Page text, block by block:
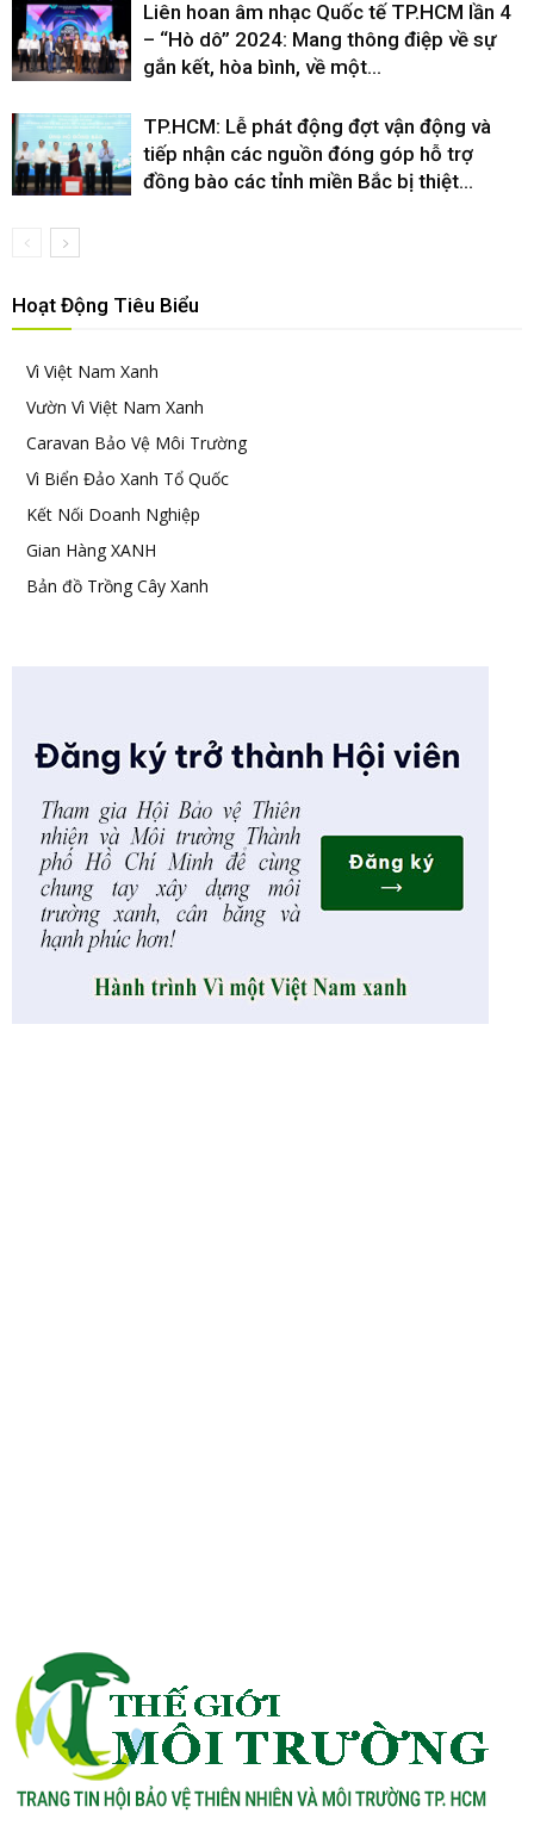
Liên hoan âm nhạc Quốc tế TP.HCM lần 4
– “Hò dô” 2024: Mang thông điệp về sự
gắn kết, hòa bình, về một...
TP.HCM: Lễ phát động đợt vận động và
tiếp nhận các nguồn đóng góp hỗ trợ
đồng bào các tỉnh miền Bắc bị thiệt...
Hoạt Động Tiêu Biểu
Vì Việt Nam Xanh
Vườn Vì Việt Nam Xanh
Caravan Bảo Vệ Môi Trường
Vì Biển Đảo Xanh Tổ Quốc
Kết Nối Doanh Nghiệp
Gian Hàng XANH
Bản đồ Trồng Cây Xanh